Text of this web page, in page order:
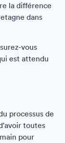
la différence
dans
vous
est attendu
processus de
toutes
pour